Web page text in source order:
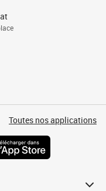
Toutes nos applications